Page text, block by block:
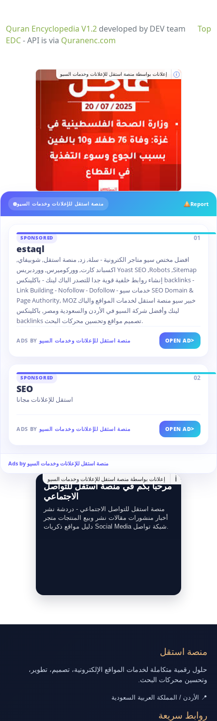
Top
Quran Encyclopedia V1.2 developed by DEV team
EDC- API is via Quranenc.com
إعلانات بواسطة منصة استقل للإعلانات وخدمات السيو i
منصة استقل للإعلانات وخدمات السيو Report
SPONSORED 01
estaql
افضل مختص سيو متاجر الكترونية - سلة, زد, منصة استقل, شوبيفاي,
اكسباند كارت, ووركوميرس, ووردبريس Yoast SEO ,Robots ,Sitemap
إنشاء روابط خلفية قوية جدا للتصدر الباك لينك - باكلينكس backlinks -
Link Building - Nofollow - Dofollow - خدمات سيو SEO Domain &
Page Authority, MOZ خبير سيو منصة استقل لخدمات المواقع والباك
لينك وأفضل شركة السيو في الأردن والسعودية ومصر, باكلينكس
backlinks تصميم مواقع وتحسين محركات البحث.
ADS BY منصة استقل للإعلانات وخدمات السيو OPEN AD>
SPONSORED 02
SEO
استقل للإعلانات مجانا
ADS BY منصة استقل للإعلانات وخدمات السيو OPEN AD>
Ads by منصة استقل للإعلانات وخدمات السيو
إعلانات بواسطة منصة استقل للإعلانات وخدمات السيو i
مرحبا بكم في منصة استقل للتواصل
الاجتماعي
منصة استقل للتواصل الاجتماعي - دردشة نشر
أخبار منشورات مقالات نشر وبيع المنتجات متجر
دليل مواقع ذكريات Social Media شبكة تواصل.
منصة استقل
حلول رقمية متكاملة لخدمات المواقع الإلكترونية، تصميم، تطوير،
وتحسين محركات البحث.
📍 الأردن / المملكة العربية السعودية
روابط سريعة